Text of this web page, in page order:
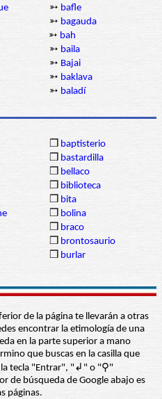
➳ bafle
➳ bagauda
➳ bah
➳ baila
➳ Bajai
➳ baklava
➳ baladí
❒ baptisterio
❒ bastardilla
❒ bellaco
❒ biblioteca
❒ bita
❒ bolina
❒ braco
❒ brontosaurio
❒ burlar
de la página te llevarán a otras
encontrar la etimología de una
en la parte superior a mano
que buscas en la casilla que
la tecla "Entrar", "↲" o "⚲"
de búsqueda de Google abajo es
páginas.